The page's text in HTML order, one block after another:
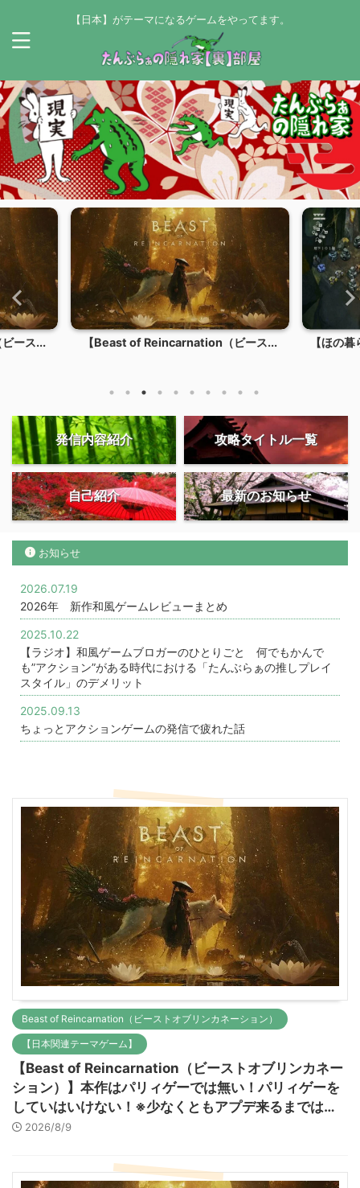
【日本】がテーマになるゲームをやってます。
ース... 【Beast of Reincarnation（ビース... 【ほの
発信内容紹介 攻略タイトル一覧
自己紹介 最新のお知らせ
お知らせ
2026.07.19
2026年 新作和風ゲームレビューまとめ
2025.10.22
【ラジオ】和風ゲームブロガーのひとりごと 何でもかんで
も”アクション”がある時代における「たんぶらぁの推しプレイ
スタイル」のデメリット
2025.09.13
ちょっとアクションゲームの発信で疲れた話
Beast of Reincarnation（ビーストオブリンカネーション）
【日本関連テーマゲーム】
【Beast of Reincarnation（ビーストオブリンカネー
ション）】本作はパリィゲーでは無い！パリィゲーを
していはいけない！※少なくともアプデ来るまでは…
2026/8/9